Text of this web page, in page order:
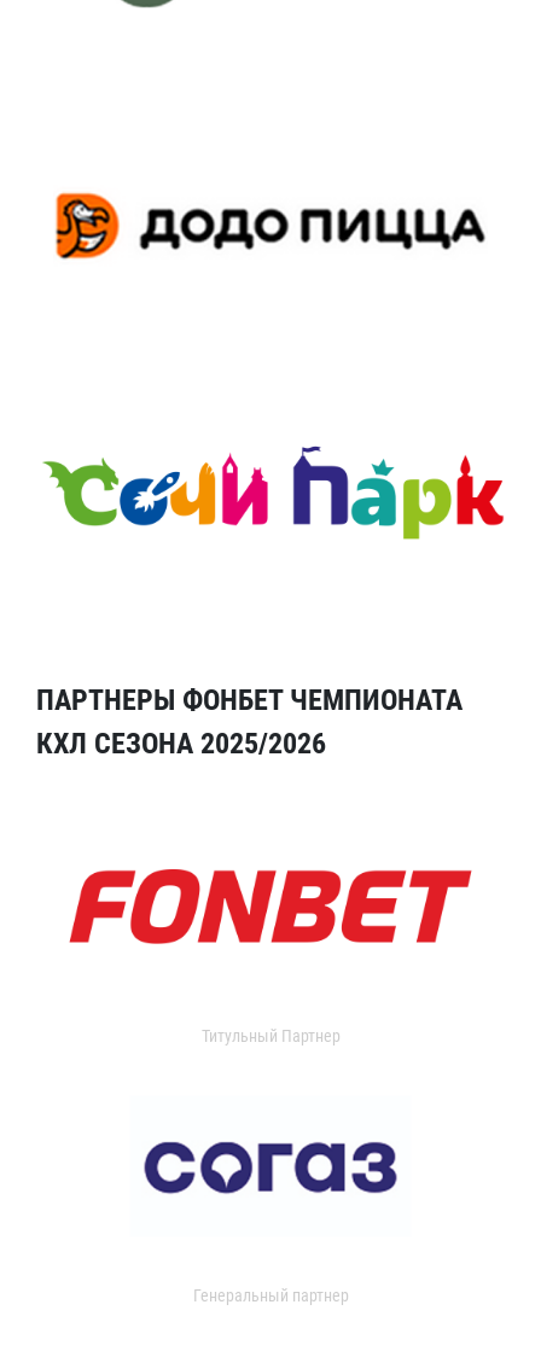
ПАРТНЕРЫ ФОНБЕТ ЧЕМПИОНАТА
КХЛ СЕЗОНА 2025/2026
Титульный Партнер
Генеральный партнер